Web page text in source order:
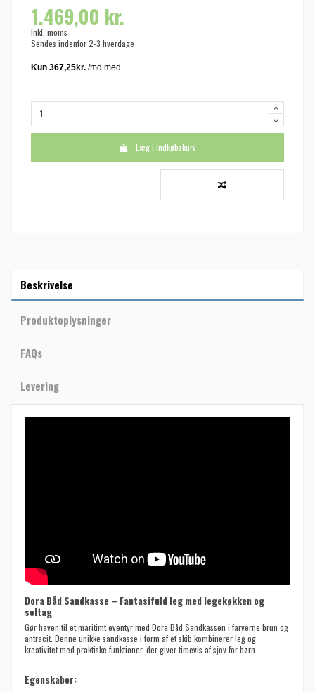
1.469,00 kr.
Inkl. moms
Sendes indenfor 2-3 hverdage
Læg i indkøbskurv
Beskrivelse
Produktoplysninger
FAQs
Levering
Dora Båd Sandkasse – Fantasifuld leg med legekøkken og
soltag
Gør haven til et maritimt eventyr med Dora Båd Sandkassen i farverne brun og
antracit. Denne unikke sandkasse i form af et skib kombinerer leg og
kreativitet med praktiske funktioner, der giver timevis af sjov for børn.
Egenskaber: